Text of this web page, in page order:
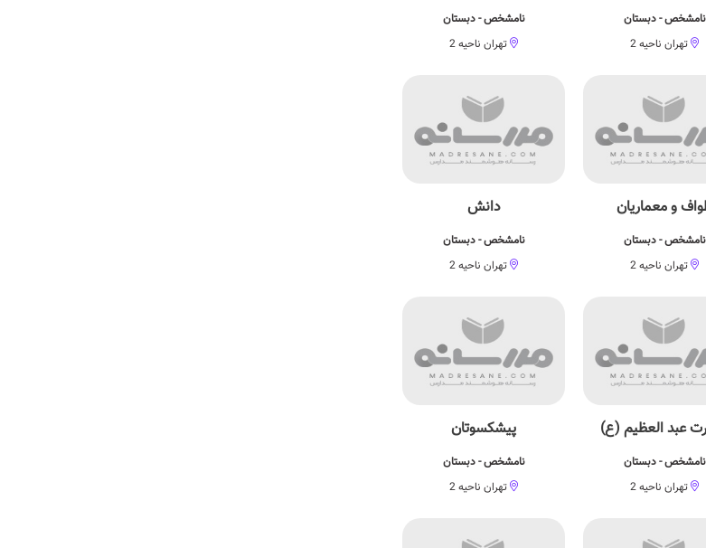
نامشخص - دبستان
تهران ناحیه 2
نامشخص - دبستان
تهران ناحیه 2
و معماریان
نامشخص - دبستان
تهران ناحیه 2
دانش
نامشخص - دبستان
تهران ناحیه 2
عبد العظیم (ع)
نامشخص - دبستان
تهران ناحیه 2
پیشكسوتان
نامشخص - دبستان
تهران ناحیه 2